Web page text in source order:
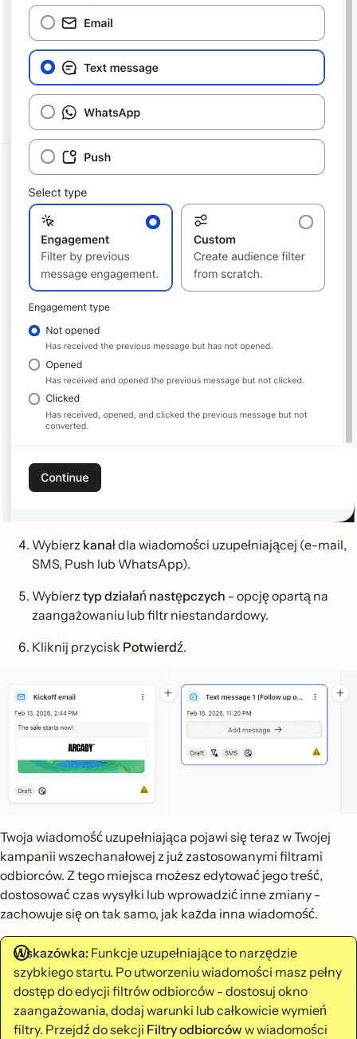
Wybierz kanałdla wiadomości uzupełniającej (e-mail,
SMS, Push lub WhatsApp).
Wybierz typ działań następczych - opcję opartą na
zaangażowaniu lub filtr niestandardowy.
Kliknij przycisk Potwierdź.
Twoja wiadomość uzupełniająca pojawi się teraz w Twojej
kampanii wszechanałowej z już zastosowanymi filtrami
odbiorców. Z tego miejsca możesz edytować jego treść,
dostosować czas wysyłki lub wprowadzić inne zmiany -
zachowuje się on tak samo, jak każda inna wiadomość.
Wskazówka: Funkcje uzupełniające to narzędzie
szybkiego startu. Po utworzeniu wiadomości masz pełny
dostęp do edycji filtrów odbiorców - dostosuj okno
zaangażowania, dodaj warunki lub całkowicie wymień
filtry. Przejdź do sekcji Filtry odbiorców w wiadomości